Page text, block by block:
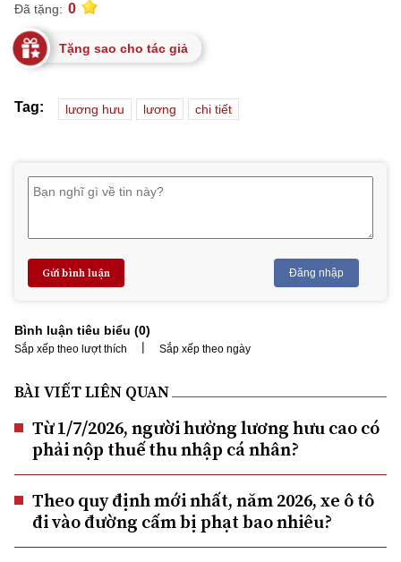
Đã tặng: 0
Tặng sao cho tác giả
Tag: lương hưu lương chi tiết
Gửi bình luận Đăng nhập
Bình luận tiêu biểu (0)
Sắp xếp theo lượt thích | Sắp xếp theo ngày
BÀI VIẾT LIÊN QUAN
Từ 1/7/2026, người hưởng lương hưu cao có
phải nộp thuế thu nhập cá nhân?
Theo quy định mới nhất, năm 2026, xe ô tô
đi vào đường cấm bị phạt bao nhiêu?